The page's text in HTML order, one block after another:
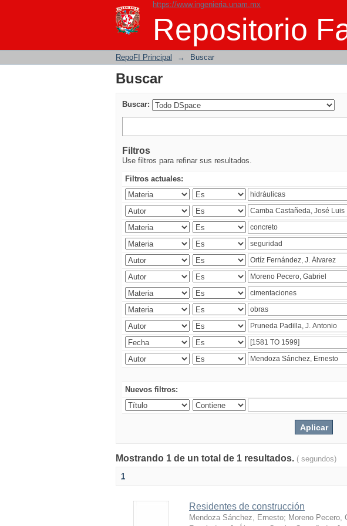
https://www.ingenieria.unam.mx
Repositorio
Buscar
RepoFI Principal → Buscar
Buscar
Buscar:
Filtros
Use filtros para refinar sus resultados.
Filtros actuales:
Nuevos filtros:
Mostrando 1 de un total de 1 resultados. ( segundos)
1
Residentes de construcción
Mendoza Sánchez, Ernesto; Moreno Pecero,